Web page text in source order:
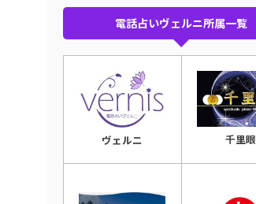
電話占いヴェルニ所属一覧
ヴェルニ 千里眼